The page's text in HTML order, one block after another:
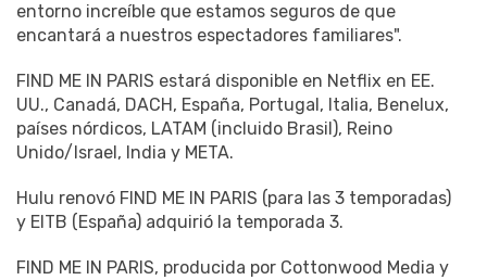
entorno increíble que estamos seguros de que
encantará a nuestros espectadores familiares".
FIND ME IN PARIS estará disponible en Netflix en EE.
UU., Canadá, DACH, España, Portugal, Italia, Benelux,
países nórdicos, LATAM (incluido Brasil), Reino
Unido/Israel, India y META.
Hulu renovó FIND ME IN PARIS (para las 3 temporadas)
y EITB (España) adquirió la temporada 3.
FIND ME IN PARIS, producida por Cottonwood Media y